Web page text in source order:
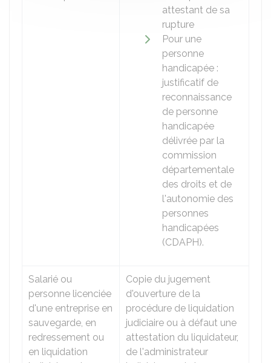
attestant de sa
rupture
Pour une
personne
handicapée :
justificatif de
reconnaissance
de personne
handicapée
délivrée par la
commission
départementale
des droits et de
l'autonomie des
personnes
handicapées
(CDAPH).
Salarié ou
personne licenciée
d'une entreprise en
sauvegarde, en
redressement ou
en liquidation
Copie du jugement
d'ouverture de la
procédure de liquidation
judiciaire ou à défaut une
attestation du liquidateur,
de l'administrateur